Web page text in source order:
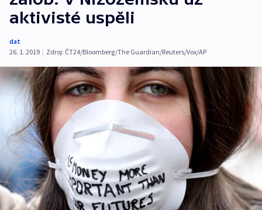
aktivisté uspěli
dat
26. 1. 2019 | Zdroj: ČT24/Bloomberg/The Guardian/Reuters/Vox/AP